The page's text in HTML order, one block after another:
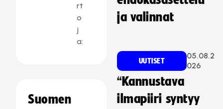
rt
o
j
a:
Suomen
ja valinnat
UUTISET
05.08.2
026
“Kannustava
ilmapiiri syntyy